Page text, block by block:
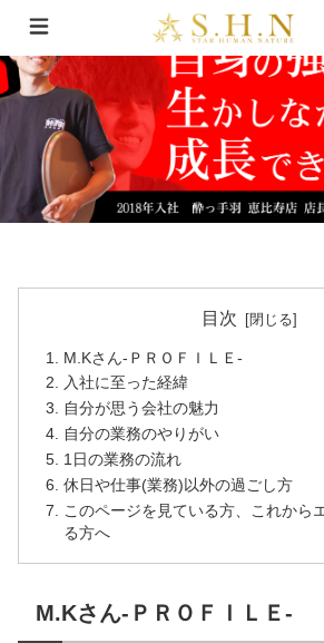
目次
M.Kさん-ＰＲＯＦＩＬＥ-
入社に至った経緯
自分が思う会社の魅力
自分の業務のやりがい
1日の業務の流れ
休日や仕事(業務)以外の過ごし方
このページを見ている方、これから
る方へ
M.Kさん-ＰＲＯＦＩＬＥ-